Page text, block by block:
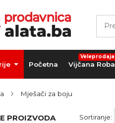
Početna Vijčana Roba
Veleprodaja
Mješači za boju
PROIZVODA Sortiranje: